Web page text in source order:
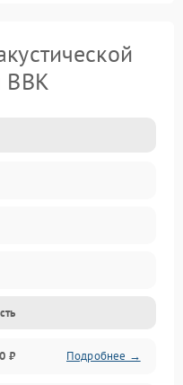
₽ Подробнее →